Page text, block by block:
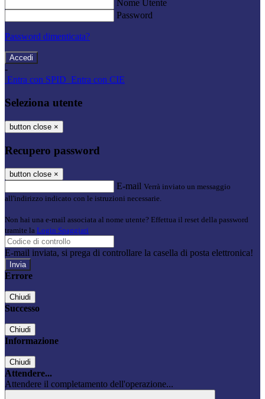
Nome Utente
Password
Password dimenticata?
-
Entra con SPID Entra con CIE
Seleziona utente
button close ×
Recupero password
button close ×
E-mail Verrà inviato un messaggio
all'indirizzo indicato con le istruzioni necessarie.
Non hai una e-mail associata al nome utente? Effettua il reset della password
tramite la Login Spaggiari
E-mail inviata, si prega di controllare la casella di posta elettronica!
Errore
Chiudi
Successo
Chiudi
Informazione
Chiudi
Attendere...
Attendere il completamento dell'operazione...